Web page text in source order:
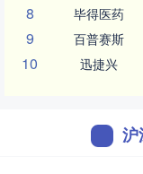
8 毕得医药
9 百普赛斯
10 迅捷兴
沪